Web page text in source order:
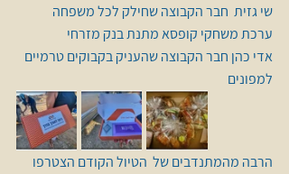
שי גזית  חבר הקבוצה שחילק לכל משפחה
ערכת משחקי קופסא מתנת בנק מזרחי
אדי כהן חבר הקבוצה שהעניק בקבוקים טרמיים
למפונים
הרבה מהמתנדבים של  הטיול הקודם הצטרפו